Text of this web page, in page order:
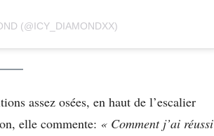
(@ICY_DIAMONDXX)
assez osées, en haut de l’escalier
elle commente: « Comment j’ai réussi